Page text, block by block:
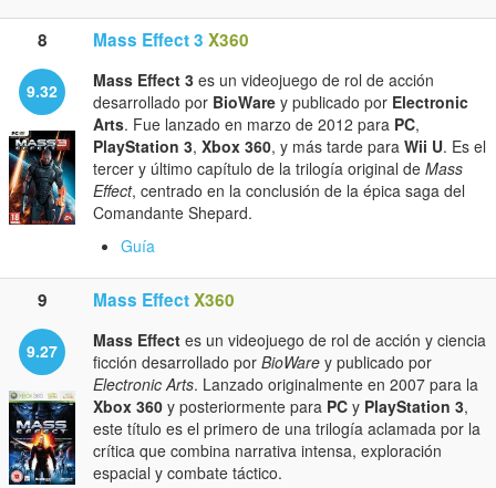
8 Mass Effect 3 X360
9.32 Mass Effect 3 es un videojuego de rol de acción
desarrollado por BioWare y publicado por Electronic
Arts. Fue lanzado en marzo de 2012 para PC,
PlayStation 3, Xbox 360, y más tarde para Wii U. Es el
tercer y último capítulo de la trilogía original de Mass
Effect, centrado en la conclusión de la épica saga del
Comandante Shepard.
Guía
9 Mass EffectX360
9.27 Mass Effect es un videojuego de rol de acción y ciencia
ficción desarrollado por BioWare y publicado por
Electronic Arts. Lanzado originalmente en 2007 para la
Xbox 360 y posteriormente para PC y PlayStation 3,
este título es el primero de una trilogía aclamada por la
crítica que combina narrativa intensa, exploración
espacial y combate táctico.